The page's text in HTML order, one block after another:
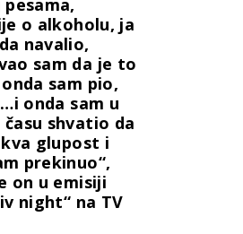
o alkoholu, ja
navalio,
sam da je to
sam pio,
onda sam u
shvatio da
glupost i
prekinuo“,
on u emisiji
night“ na TV